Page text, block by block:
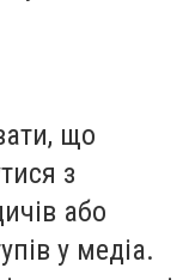
що
з
або
у медіа.